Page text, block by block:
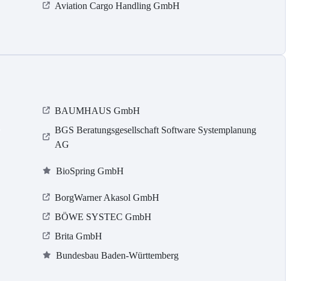
Aviation Cargo Handling GmbH
BAUMHAUS GmbH
BGS Beratungsgesellschaft Software Systemplanung
AG
BioSpring GmbH
BorgWarner Akasol GmbH
BÖWE SYSTEC GmbH
Brita GmbH
Bundesbau Baden-Württemberg